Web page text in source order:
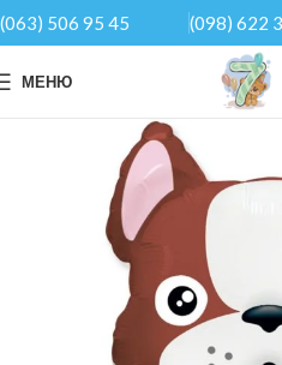
(063) 506 95 45 (098) 622
МЕНЮ